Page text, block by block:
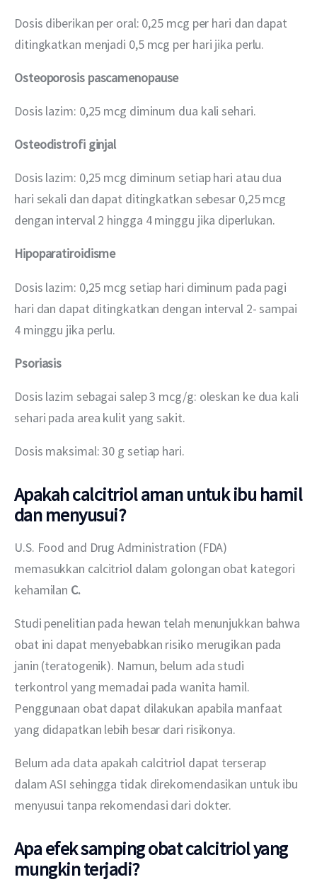
Dosis diberikan per oral: 0,25 mcg per hari dan dapat
ditingkatkan menjadi 0,5 mcg per hari jika perlu.
Osteoporosis pascamenopause
Dosis lazim: 0,25 mcg diminum dua kali sehari.
Osteodistrofi ginjal
Dosis lazim: 0,25 mcg diminum setiap hari atau dua
hari sekali dan dapat ditingkatkan sebesar 0,25 mcg
dengan interval 2 hingga 4 minggu jika diperlukan.
Hipoparatiroidisme
Dosis lazim: 0,25 mcg setiap hari diminum pada pagi
hari dan dapat ditingkatkan dengan interval 2- sampai
4 minggu jika perlu.
Psoriasis
Dosis lazim sebagai salep 3 mcg/g: oleskan ke dua kali
sehari pada area kulit yang sakit.
Dosis maksimal: 30 g setiap hari.
Apakah calcitriol aman untuk ibu hamil
dan menyusui?
U.S. Food and Drug Administration (FDA)
memasukkan calcitriol dalam golongan obat kategori
kehamilan C.
Studi penelitian pada hewan telah menunjukkan bahwa
obat ini dapat menyebabkan risiko merugikan pada
janin (teratogenik). Namun, belum ada studi
terkontrol yang memadai pada wanita hamil.
Penggunaan obat dapat dilakukan apabila manfaat
yang didapatkan lebih besar dari risikonya.
Belum ada data apakah calcitriol dapat terserap
dalam ASI sehingga tidak direkomendasikan untuk ibu
menyusui tanpa rekomendasi dari dokter.
Apa efek samping obat calcitriol yang
mungkin terjadi?